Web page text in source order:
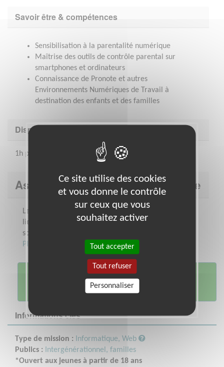
Savoir être & compétences
Sensibilisation à la parentalité numérique
Maîtrise des outils de contrôle parental sur
smartphones et ordinateurs
Connaissance de Pronote et autres
Environnements Numériques de Travail à
destination des enfants et des familles
Disponibilité demandée
1h par séance, régulièrement ou ponctuellement.
Association : Association BelleVille
Le Centre Socioculturel BelleVille est un
lieu de partage et de
solidarité.https://goo.gl/maps/xva18
Plus sur cette association
Je me porte
volontaire
Informations clés
Type de mission :
Informatique, Web
Publics :
Intergénérationnel, familles
*Ouvert aux jeunes à partir de 18 ans
Ce site utilise des cookies
et vous donne le contrôle
sur ceux que vous
souhaitez activer
Tout accepter
Tout refuser
Personnaliser